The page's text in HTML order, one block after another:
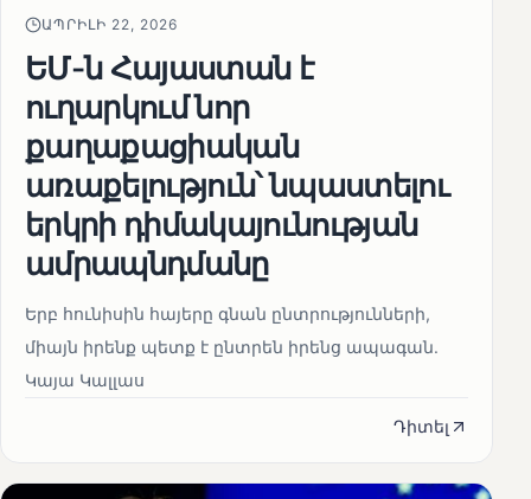
ԱՊՐԻԼԻ 22, 2026
ԵՄ-ն Հայաստան է
ուղարկում նոր
քաղաքացիական
առաքելություն՝ նպաստելու
երկրի դիմակայունության
ամրապնդմանը
Երբ հունիսին հայերը գնան ընտրությունների,
միայն իրենք պետք է ընտրեն իրենց ապագան.
Կայա Կալլաս
Դիտել